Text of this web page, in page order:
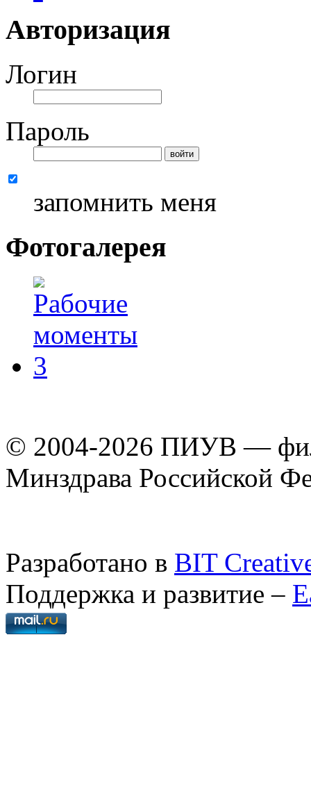
Авторизация
Логин
Пароль
запомнить меня
Фотогалерея
© 2004-2026 ПИУВ —
Минздрава Российской
Разработано в BIT
Поддержка и развитие –